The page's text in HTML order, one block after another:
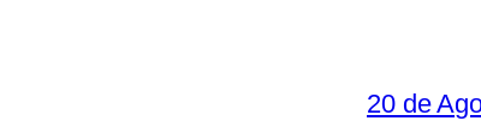
20 de